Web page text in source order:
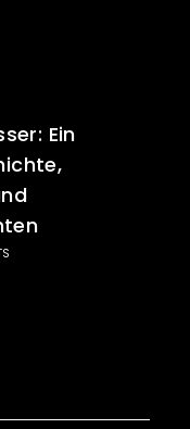
Ein